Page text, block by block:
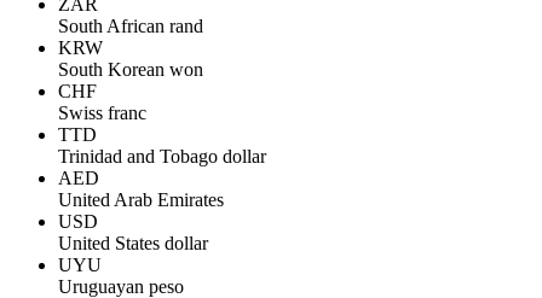
ZAR
South African rand
KRW
South Korean won
CHF
Swiss franc
TTD
Trinidad and Tobago dollar
AED
United Arab Emirates
USD
United States dollar
UYU
Uruguayan peso